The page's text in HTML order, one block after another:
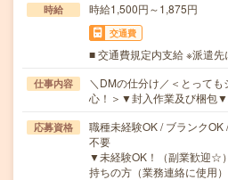
時給 時給1,500円～1,875円
交通費
■ 交通費規定内支給 ※派遣先
仕事内容
＼DMの仕分け／＜とって
心！＞▼封入作業及び梱包
応募資格
職種未経験OK / ブランク
不要
▼未経験OK！（副業歓迎☆
持ちの方（業務連絡に使用